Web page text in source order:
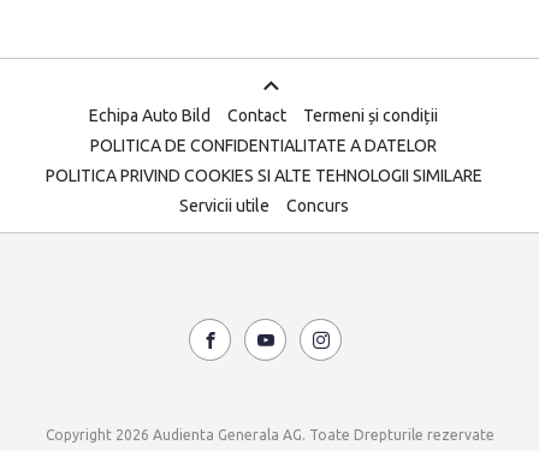
Echipa Auto Bild Contact
Termeni și condiții
POLITICA DE CONFIDENTIALITATE A DATELOR
POLITICA PRIVIND COOKIES SI ALTE TEHNOLOGII SIMILARE
Servicii utile
Concurs
Copyright 2026 Audienta Generala AG. Toate Drepturile rezervate